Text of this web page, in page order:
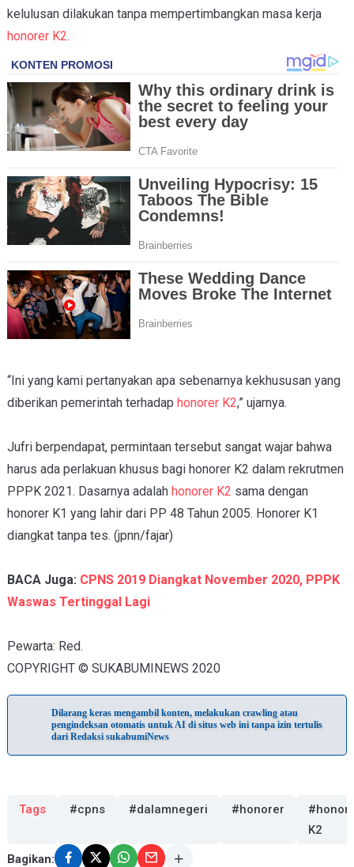
kelulusan dilakukan tanpa mempertimbangkan masa kerja
honorer K2.
“Ini yang kami pertanyakan apa sebenarnya kekhususan yang
diberikan pemerintah terhadap honorer K2,” ujarnya.
Jufri berpendapat, permintaan tersebut sangat wajar bahwa
harus ada perlakuan khusus bagi honorer K2 dalam rekrutmen
PPPK 2021. Dasarnya adalah honorer K2 sama dengan
honorer K1 yang lahir dari PP 48 Tahun 2005. Honorer K1
diangkat tanpa tes. (jpnn/fajar)
BACA Juga: CPNS 2019 Diangkat November 2020, PPPK
Waswas Tertinggal Lagi
Pewarta: Red.
COPYRIGHT © SUKABUMINEWS 2020
Dilarang keras mengambil konten, melakukan crawling atau
pengindeksan otomatis untuk AI di situs web ini tanpa izin tertulis
dari Redaksi sukabumiNews
Tags #cpns #dalamnegeri #honorer
K2
Bagikan: